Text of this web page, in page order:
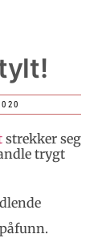
strekker seg
trygt